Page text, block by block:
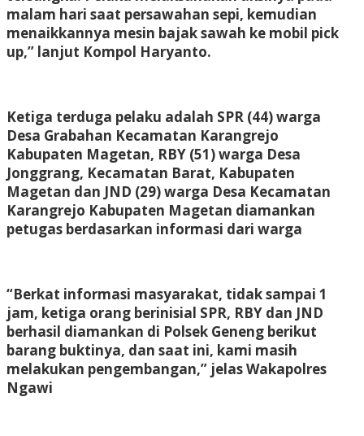
malam hari saat persawahan sepi, kemudian
menaikkannya mesin bajak sawah ke mobil pick
up,” lanjut Kompol Haryanto.
Ketiga terduga pelaku adalah SPR (44) warga
Desa Grabahan Kecamatan Karangrejo
Kabupaten Magetan, RBY (51) warga Desa
Jonggrang, Kecamatan Barat, Kabupaten
Magetan dan JND (29) warga Desa Kecamatan
Karangrejo Kabupaten Magetan diamankan
petugas berdasarkan informasi dari warga
“Berkat informasi masyarakat, tidak sampai 1
jam, ketiga orang berinisial SPR, RBY dan JND
berhasil diamankan di Polsek Geneng berikut
barang buktinya, dan saat ini, kami masih
melakukan pengembangan,” jelas Wakapolres
Ngawi